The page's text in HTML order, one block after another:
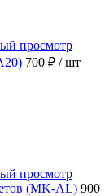
просмотр
700 ₽ / шт
просмотр
(MK-AL) 900